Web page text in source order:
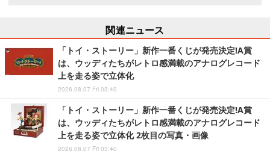
関連ニュース
「トイ・ストーリー」新作一番くじが発売決定!A賞
は、ウッディたちがレトロ感満載のアナログレコード
上を走る姿で立体化
2026.08.07 Fri 03:40
「トイ・ストーリー」新作一番くじが発売決定!A賞
は、ウッディたちがレトロ感満載のアナログレコード
上を走る姿で立体化 2枚目の写真・画像
2026.08.07 Fri 03:40